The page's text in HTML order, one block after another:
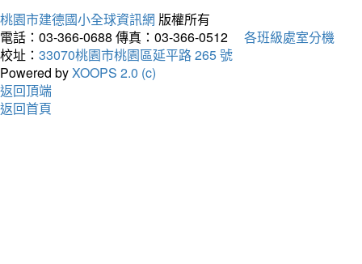
桃園市建德國小全球資訊網 版權所有
電話：03-366-0688 傳真：03-366-0512
各班級處室分機
校址： 33070桃園市桃園區延平路 265 號
Powered byXOOPS 2.0 (c)
返回頂端
返回首頁